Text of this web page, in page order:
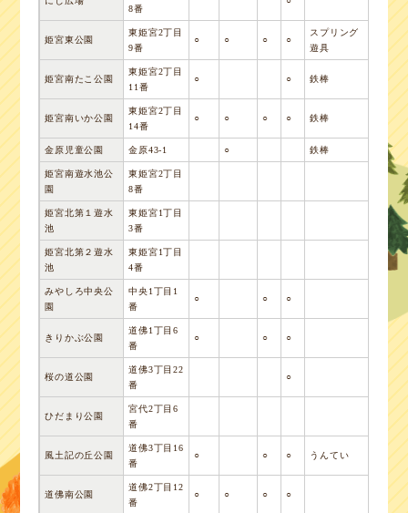
8番
姫宮東公園
東姫宮2丁目
9番
○ ○ ○ ○
スプリング
遊具
姫宮南たこ公園
東姫宮2丁目
11番
○ ○ 鉄棒
姫宮南いか公園
東姫宮2丁目
14番
○ ○ ○ ○ 鉄棒
金原児童公園 金原43-1 ○ 鉄棒
姫宮南遊水池公
園
東姫宮2丁目
8番
姫宮北第１遊水
池
東姫宮1丁目
3番
姫宮北第２遊水
池
東姫宮1丁目
4番
みやしろ中央公
園
中央1丁目1
番
○ ○ ○
きりかぶ公園
道佛1丁目6
番
○ ○ ○
桜の道公園
道佛3丁目22
番
○
ひだまり公園
宮代2丁目6
番
風土記の丘公園
道佛3丁目16
番
○ ○ ○ うんてい
道佛南公園
道佛2丁目12
番
○ ○ ○ ○